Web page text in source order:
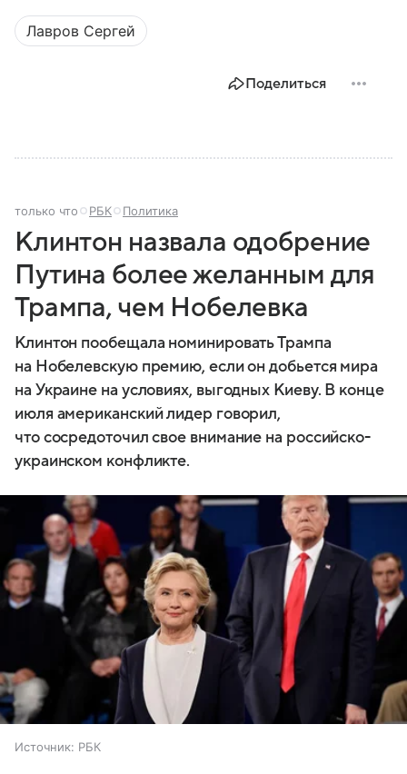
урегулировании глобальных конфликтов. Собрали
главное из его биографии.
Лавров Сергей
Поделиться
только что РБК Политика
Клинтон назвала одобрение
Путина более желанным для
Трампа, чем Нобелевка
Клинтон пообещала номинировать Трампа
на Нобелевскую премию, если он добьется мира
на Украине на условиях, выгодных Киеву. В конце
июля американский лидер говорил,
что сосредоточил свое внимание на российско-
украинском конфликте.
Источник: РБК